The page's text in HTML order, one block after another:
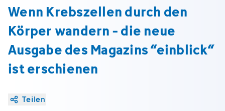
Wenn Krebszellen durch den
Körper wandern - die neue
Ausgabe des Magazins “einblick“
ist erschienen
Teilen